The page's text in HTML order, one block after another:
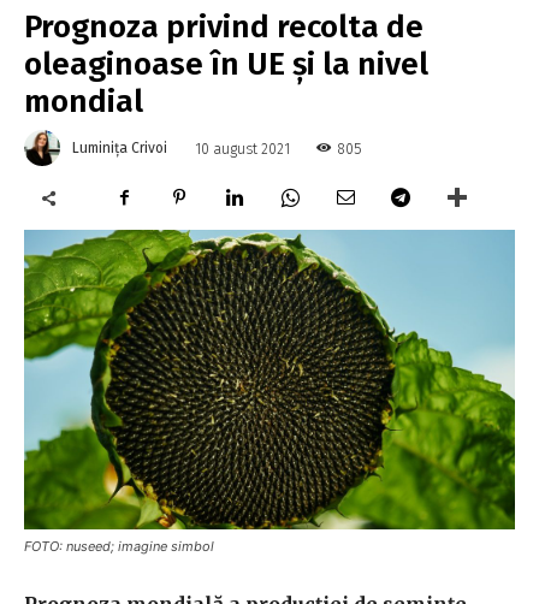
Prognoza privind recolta de
oleaginoase în UE și la nivel
mondial
Luminița Crivoi 10 august 2021 805
FOTO: nuseed; imagine simbol